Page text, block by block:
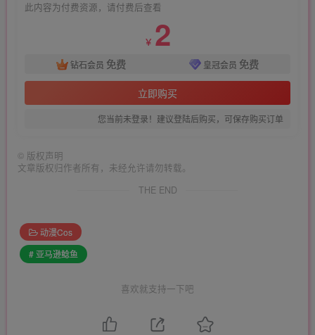
此内容为付费资源，请付费后查看
￥ 2
钻石会员 免费 皇冠会员 免费
立即购买
您当前未登录！建议登陆后购买，可保存购买订单
© 版权声明
文章版权归作者所有，未经允许请勿转载。
THE END
动漫Cos
# 亚马逊鲶鱼
喜欢就支持一下吧